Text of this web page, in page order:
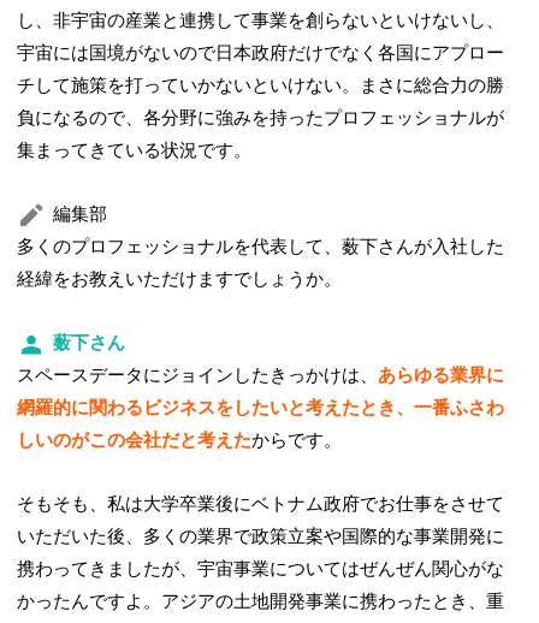
し、非宇宙の産業と連携して事業を創らないといけないし、
宇宙には国境がないので日本政府だけでなく各国にアプロー
チして施策を打っていかないといけない。まさに総合力の勝
負になるので、各分野に強みを持ったプロフェッショナルが
集まってきている状況です。
編集部
多くのプロフェッショナルを代表して、薮下さんが入社した
経緯をお教えいただけますでしょうか。
薮下さん
スペースデータにジョインしたきっかけは、あらゆる業界に
網羅的に関わるビジネスをしたいと考えたとき、一番ふさわ
しいのがこの会社だと考えたからです。
そもそも、私は大学卒業後にベトナム政府でお仕事をさせて
いただいた後、多くの業界で政策立案や国際的な事業開発に
携わってきましたが、宇宙事業についてはぜんぜん関心がな
かったんですよ。アジアの土地開発事業に携わったとき、重